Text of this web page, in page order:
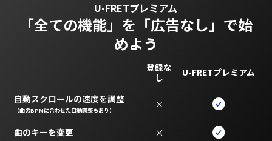
U-FRETプレミアム
「全ての機能」を 「広告なし」で始
めよう
登録な
し
U-FRETプレミアム
自動スクロールの速度を調整
（曲のBPMに合わせた自動調整もあり） ×
曲のキーを変更 ×